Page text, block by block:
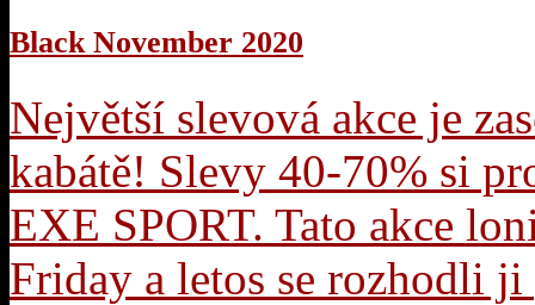
Black November 2020
Největší slevová akce je
kabátě! Slevy 40-70% si
EXE SPORT. Tato akce
Friday a letos se rozhodli